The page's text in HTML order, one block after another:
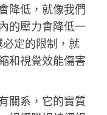
降低，就像我們
的壓力會降低一
定的限制，就
和視覺效能傷害
關系，它的實質